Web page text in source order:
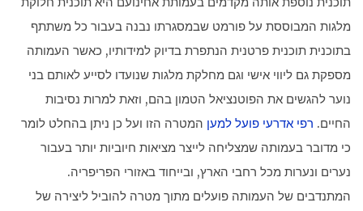
מלגות המבוססת על פורמט שבמסגרתו נבנה בעבור כל משתתף
בתוכנית תוכנית פרטנית הנתפרת בדיוק למידותיו, כאשר העמותה
מספקת גם ליווי אישי וגם מחלקת מלגות שנועדו לסייע לאותם בני
נוער להגשים את הפוטנציאל הטמון בהם, וזאת למרות נסיבות
החיים.רפי אדרעי פועל למעןהמטרה הזו ועל כן ניתן בהחלט לומר
כי מדובר בעמותה שמצליחה לייצר מציאות חיוביות יותר בעבור
נערים ונערות מכל רחבי הארץ, ובייחוד באזורי הפריפריה.
המתנדבים של העמותה פועלים מתוך מטרה להוביל ליצירה של